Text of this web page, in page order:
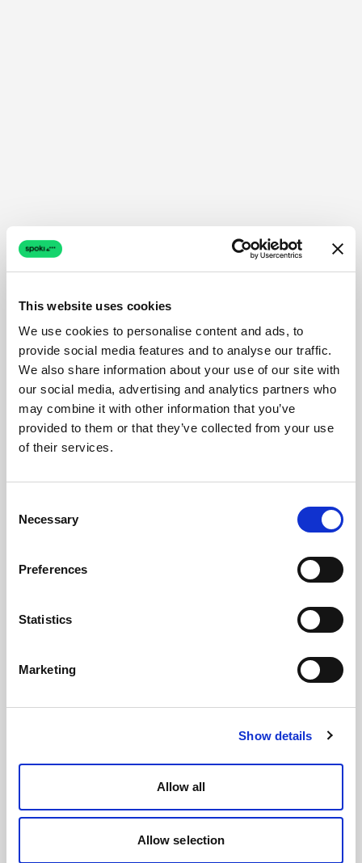
This website uses cookies
We use cookies to personalise content and ads, to
provide social media features and to analyse our traffic.
We also share information about your use of our site with
our social media, advertising and analytics partners who
may combine it with other information that you’ve
provided to them or that they’ve collected from your use
of their services.
Selection
Necessary
Preferences
Statistics
Marketing
Show details
Allow all
Allow selection